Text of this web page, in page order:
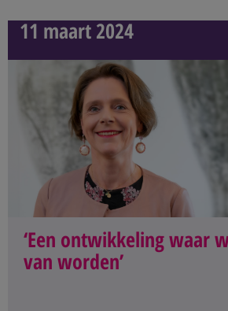
11 maart 2024
‘Een ontwikkeling waar
van worden’